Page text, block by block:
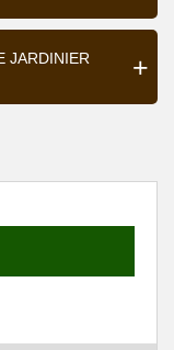
JARDINIER